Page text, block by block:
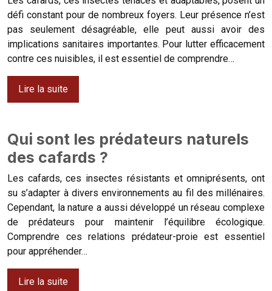
défi constant pour de nombreux foyers. Leur présence n’est
pas seulement désagréable, elle peut aussi avoir des
implications sanitaires importantes. Pour lutter efficacement
contre ces nuisibles, il est essentiel de comprendre…
Lire la suite
Qui sont les prédateurs naturels
des cafards ?
Les cafards, ces insectes résistants et omniprésents, ont
su s’adapter à divers environnements au fil des millénaires.
Cependant, la nature a aussi développé un réseau complexe
de prédateurs pour maintenir l’équilibre écologique.
Comprendre ces relations prédateur-proie est essentiel
pour appréhender…
Lire la suite